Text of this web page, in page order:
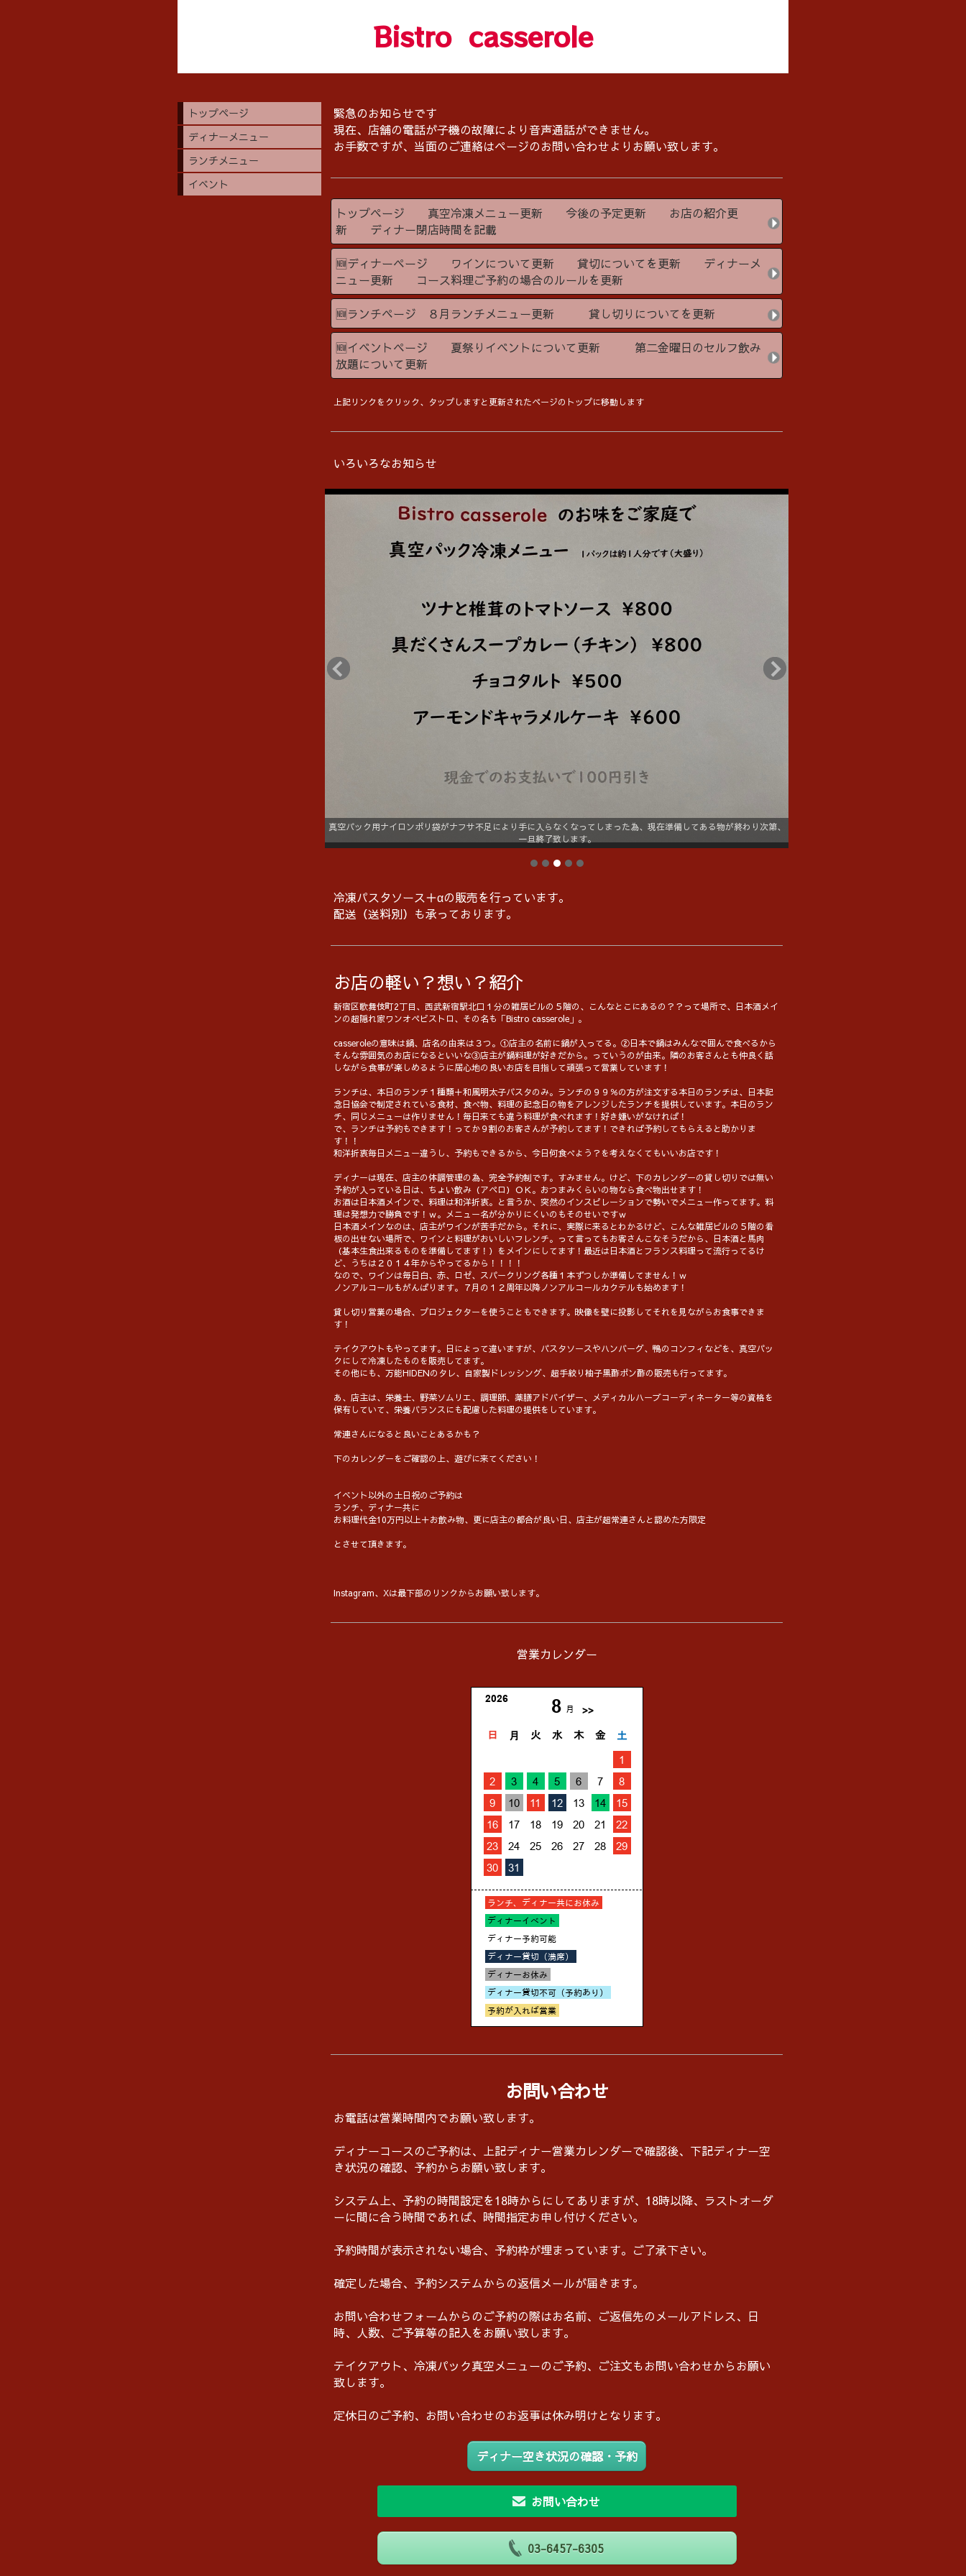
Bistro casserole
緊急のお知らせです
現在、店舗の電話が子機の故障により音声通話ができません。
お手数ですが、当面のご連絡はページのお問い合わせよりお願い致します。
トップページ 真空冷凍メニュー更新 今後の予定更新 お店の紹介更
新 ディナー閉店時間を記載
🆕ディナーページ ワインについて更新 貸切についてを更新 ディナーメ
ニュー更新 コース料理ご予約の場合のルールを更新
🆕ランチページ ８月ランチメニュー更新 貸し切りについてを更新
🆕イベントページ 夏祭りイベントについて更新 第二金曜日のセルフ飲み
放題について更新
上記リンクをクリック、タップしますと更新されたページのトップに移動します
いろいろなお知らせ
真空パック用ナイロンポリ袋がナフサ不足により手に入らなくなってしまった為、現在準備してある物が終わり次第、
一旦終了致します。
冷凍パスタソース＋αの販売を行っています。
配送（送料別）も承っております。
お店の軽い？想い？紹介
新宿区歌舞伎町2丁目、西武新宿駅北口１分の雑居ビルの５階の、こんなとこにあるの？？って場所で、日本酒メイ
ンの超隠れ家ワンオペビストロ、その名も「Bistro casserole」。
casseroleの意味は鍋、店名の由来は３つ。①店主の名前に鍋が入ってる。②日本で鍋はみんなで囲んで食べるから
そんな雰囲気のお店になるといいな③店主が鍋料理が好きだから。っていうのが由来。隣のお客さんとも仲良く話
しながら食事が楽しめるように居心地の良いお店を目指して頑張って営業しています！
ランチは、本日のランチ１種類＋和風明太子パスタのみ。ランチの９９％の方が注文する本日のランチは、日本記
念日協会で制定されている食材、食べ物、料理の記念日の物をアレンジしたランチを提供しています。本日のラン
チ、同じメニューは作りません！毎日来ても違う料理が食べれます！好き嫌いがなければ！
で、ランチは予約もできます！ってか９割のお客さんが予約してます！できれば予約してもらえると助かりま
す！！
和洋折衷毎日メニュー違うし、予約もできるから、今日何食べよう？を考えなくてもいいお店です！
ディナーは現在、店主の体調管理の為、完全予約制です。すみません。けど、下のカレンダーの貸し切りでは無い
予約が入っている日は、ちょい飲み（アペロ）ＯＫ。おつまみくらいの物なら食べ物出せます！
お酒は日本酒メインで、料理は和洋折衷。と言うか、突然のインスピレーションで勢いでメニュー作ってます。料
理は発想力で勝負です！ｗ。メニュー名が分かりにくいのもそのせいですｗ
日本酒メインなのは、店主がワインが苦手だから。それに、実際に来るとわかるけど、こんな雑居ビルの５階の看
板の出せない場所で、ワインと料理がおいしいフレンチ。って言ってもお客さんこなそうだから、日本酒と馬肉
（基本生食出来るものを準備してます！）をメインにしてます！最近は日本酒とフランス料理って流行ってるけ
ど、うちは２０１４年からやってるから！！！！
なので、ワインは毎日白、赤、ロゼ、スパークリング各種１本ずつしか準備してません！ｗ
ノンアルコールもがんばります。７月の１２周年以降ノンアルコールカクテルも始めます！
貸し切り営業の場合、プロジェクターを使うこともできます。映像を壁に投影してそれを見ながらお食事できま
す！
テイクアウトもやってます。日によって違いますが、パスタソースやハンバーグ、鴨のコンフィなどを、真空パッ
クにして冷凍したものを販売してます。
その他にも、万能HIDENのタレ、自家製ドレッシング、超手絞り柚子黒酢ポン酢の販売も行ってます。
あ、店主は、栄養士、野菜ソムリエ、調理師、薬膳アドバイザー、メディカルハーブコーディネーター等の資格を
保有していて、栄養バランスにも配慮した料理の提供をしています。
常連さんになると良いことあるかも？
下のカレンダーをご確認の上、遊びに来てください！
イベント以外の土日祝のご予約は
ランチ、ディナー共に
お料理代金10万円以上＋お飲み物、更に店主の都合が良い日、店主が超常連さんと認めた方限定
とさせて頂きます。
Instagram、Xは最下部のリンクからお願い致します。
営業カレンダー
お問い合わせ
お電話は営業時間内でお願い致します。
ディナーコースのご予約は、上記ディナー営業カレンダーで確認後、下記ディナー空
き状況の確認、予約からお願い致します。
システム上、予約の時間設定を18時からにしてありますが、18時以降、ラストオーダ
ーに間に合う時間であれば、時間指定お申し付けください。
予約時間が表示されない場合、予約枠が埋まっています。ご了承下さい。
確定した場合、予約システムからの返信メールが届きます。
お問い合わせフォームからのご予約の際はお名前、ご返信先のメールアドレス、日
時、人数、ご予算等の記入をお願い致します。
テイクアウト、冷凍パック真空メニューのご予約、ご注文もお問い合わせからお願い
致します。
定休日のご予約、お問い合わせのお返事は休み明けとなります。
ディナー空き状況の確認・予約
お問い合わせ
03-6457-6305
トップページ
ディナーメニュー
ランチメニュー
イベント